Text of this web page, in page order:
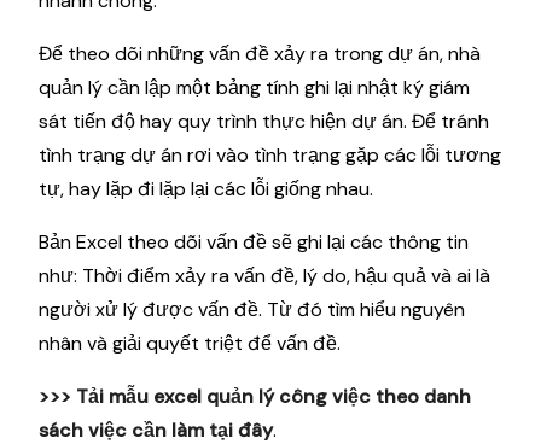
Để theo dõi những vấn đề xảy ra trong dự án, nhà
quản lý cần lập một bảng tính ghi lại nhật ký giám
sát tiến độ hay quy trình thực hiện dự án. Để tránh
tình trạng dự án rơi vào tình trạng gặp các lỗi tương
tự, hay lặp đi lặp lại các lỗi giống nhau.
Bản Excel theo dõi vấn đề sẽ ghi lại các thông tin
như: Thời điểm xảy ra vấn đề, lý do, hậu quả và ai là
người xử lý được vấn đề. Từ đó tìm hiểu nguyên
nhân và giải quyết triệt để vấn đề.
>>> Tải mẫu excel quản lý công việc theo danh
sách việc cần làm tại đây.